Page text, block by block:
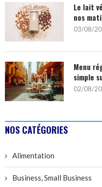
Le lait
nos
03/08/
Menu
simple
02/08/
NOS CATÉGORIES
Alimentation
Business, Small Business